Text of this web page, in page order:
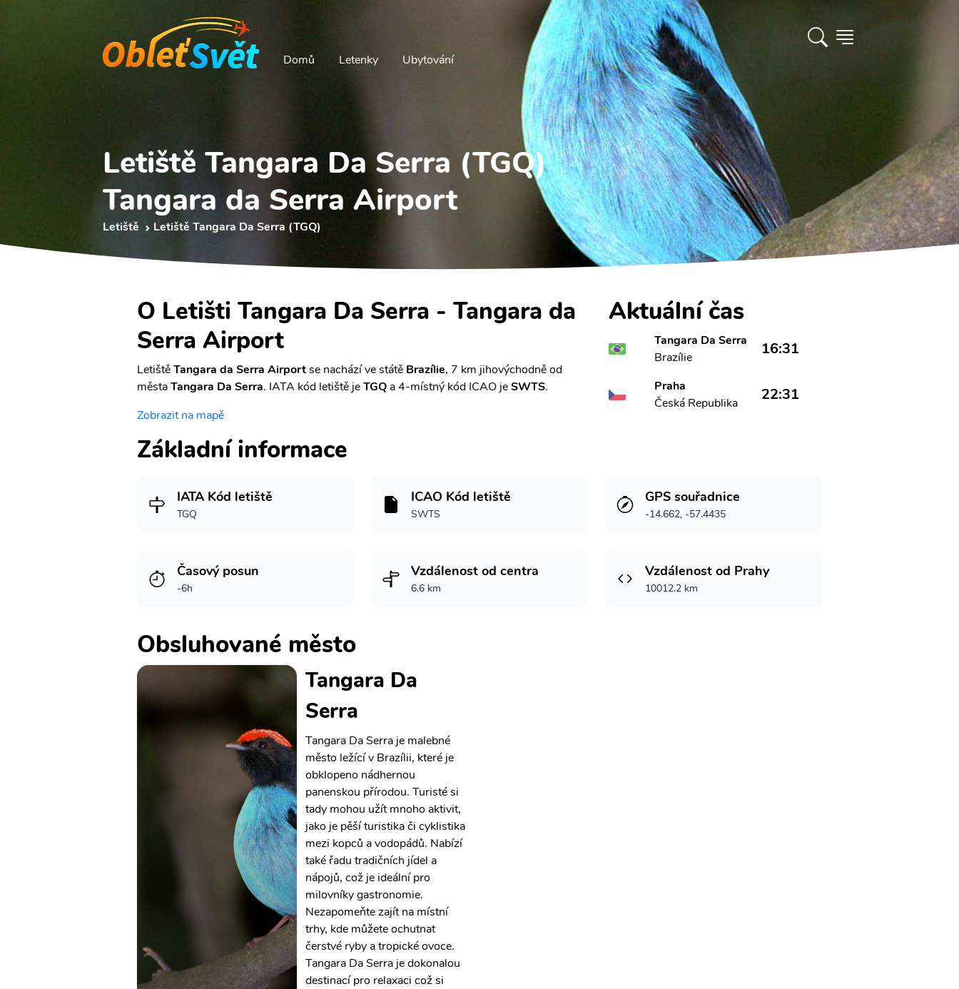
Domů Letenky Ubytování
Letiště Tangara Da Serra (TGQ)
Tangara da Serra Airport
Letiště Letiště Tangara Da Serra (TGQ)
O Letišti Tangara Da Serra - Tangara da
Serra Airport
LetištěTangara da Serra Airportse nachází ve státě Brazílie, 7 km jihovýchodně od
městaTangara Da Serra. IATA kód letiště jeTGQ a 4-místný kód ICAO jeSWTS.
Zobrazit na mapě
Aktuální čas
Tangara Da Serra
Brazílie
16:31
Praha
Česká Republika
22:31
Základní informace
IATA Kód letiště
TGQ
ICAO Kód letiště
SWTS
GPS souřadnice
-14.662, -57.4435
Časový posun
-6h
Vzdálenost od centra
6.6 km
Vzdálenost od Prahy
10012.2 km
Obsluhované město
Tangara Da
Serra
Tangara Da Serra je malebné
město ležící v Brazílii, které je
obklopeno nádhernou
panenskou přírodou. Turisté si
tady mohou užít mnoho aktivit,
jako je pěší turistika či cyklistika
mezi kopců a vodopádů. Nabízí
také řadu tradičních jídel a
nápojů, což je ideální pro
milovníky gastronomie.
Nezapomeňte zajít na místní
trhy, kde můžete ochutnat
čerstvé ryby a tropické ovoce.
Tangara Da Serra je dokonalou
destinací pro relaxaci což si